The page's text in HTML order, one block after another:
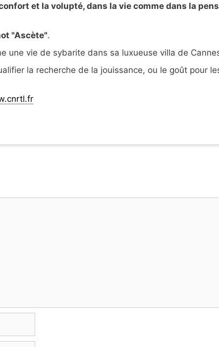
et la volupté, dans la vie comme dans la
"Ascète".
une vie de sybarite dans sa luxueuse villa de
la recherche de la jouissance, ou le goût pour